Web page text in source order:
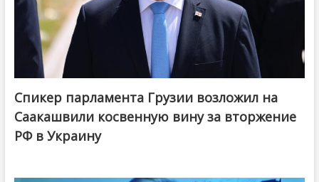
Спикер парламента Грузии возложил на
Саакашвили косвенную вину за вторжение
РФ в Украину